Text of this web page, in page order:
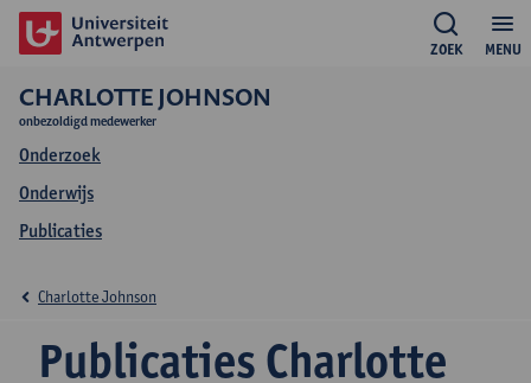
MENU
ZOEK
CHARLOTTE JOHNSON
onbezoldigd medewerker
Onderzoek
Onderwijs
Publicaties
Publicaties Charlotte
Charlotte Johnson